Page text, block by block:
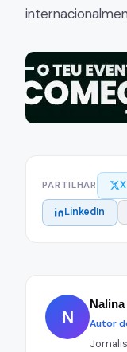
PARTILHAR
LinkedIn
N Autor